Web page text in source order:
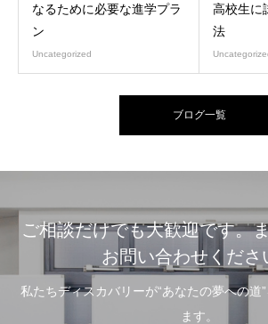
なるために必要な進学プラ
ン
Uncategorized
高校生に
法
ブログ一覧
ご相談だけでも大歓迎です。
お問い合わせくださ
私たちディスカバリーが“あなたの夢への道
ます。